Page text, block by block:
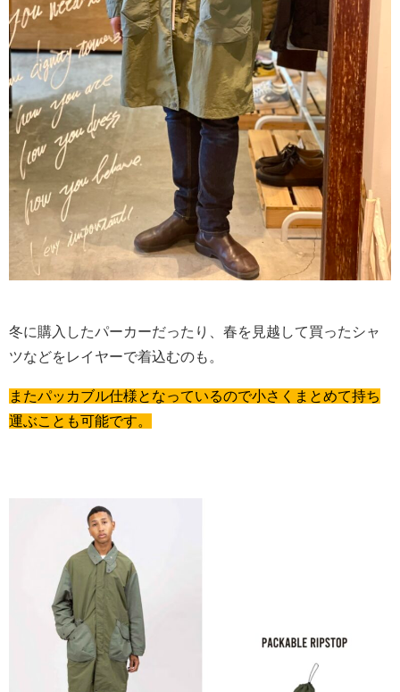
冬に購入したパーカーだったり、春を見越して買ったシャ
ツなどをレイヤーで着込むのも。
またパッカブル仕様となっているので小さくまとめて持ち
運ぶことも可能です。